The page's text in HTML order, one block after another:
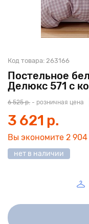
Постельное
Делюкс 571 с
Код товара: 263166
6 525 р. - розничная цена
3 621 р.
Вы экономите 2 904
нет в наличии